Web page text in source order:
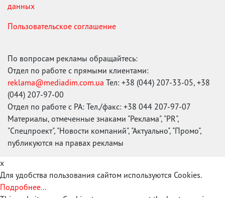
данных
Пользовательское соглашение
По вопросам рекламы обращайтесь:
Отдел по работе с прямыми клиентами:
reklama@mediadim.com.ua Тел: +38 (044) 207-33-05, +38
(044) 207-97-00
Отдел по работе с РА: Тел./факс: +38 044 207-97-07
Материалы, отмеченные знаками "Реклама", "PR",
"Спецпроект", "Новости компаний", "Актуально", "Промо",
публикуются на правах рекламы
x
Для удобства пользования сайтом используются Cookies.
Подробнее...